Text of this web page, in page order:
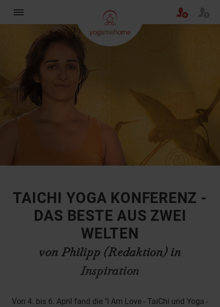
TAICHI YOGA KONFERENZ -
DAS BESTE AUS ZWEI
WELTEN
von Philipp (Redaktion) in
Inspiration
Von 4. bis 6. April fand die "I Am Love - TaiChi und Yoga -
×